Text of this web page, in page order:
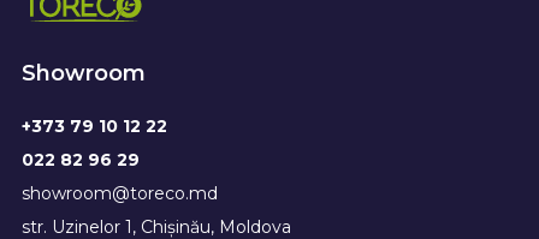
Showroom
+373 79 10 12 22
022 82 96 29
showroom@toreco.md
str. Uzinelor 1, Chișinău, Moldova